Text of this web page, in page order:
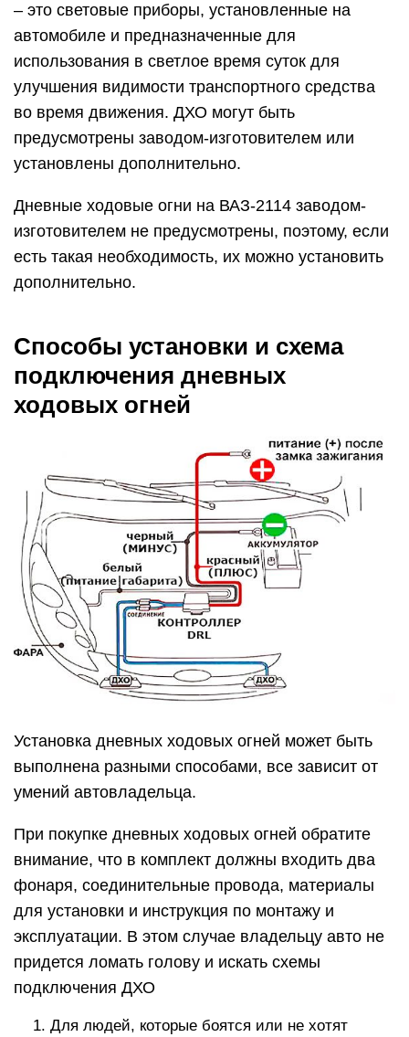
– это световые приборы, установленные на
автомобиле и предназначенные для
использования в светлое время суток для
улучшения видимости транспортного средства
во время движения. ДХО могут быть
предусмотрены заводом-изготовителем или
установлены дополнительно.
Дневные ходовые огни на ВАЗ-2114 заводом-
изготовителем не предусмотрены, поэтому, если
есть такая необходимость, их можно установить
дополнительно.
Способы установки и схема
подключения дневных
ходовых огней
Установка дневных ходовых огней может быть
выполнена разными способами, все зависит от
умений автовладельца.
При покупке дневных ходовых огней обратите
внимание, что в комплект должны входить два
фонаря, соединительные провода, материалы
для установки и инструкция по монтажу и
эксплуатации. В этом случае владельцу авто не
придется ломать голову и искать схемы
подключения ДХО
Для людей, которые боятся или не хотят